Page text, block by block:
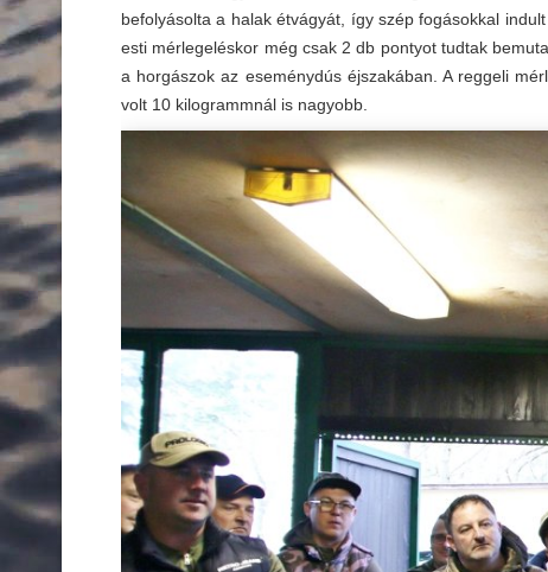
befolyásolta a halak étvágyát, így szép fogásokkal
esti mérlegeléskor még csak 2 db pontyot tudtak
a horgászok az eseménydús éjszakában. A reggeli
volt 10 kilogrammnál is nagyobb.